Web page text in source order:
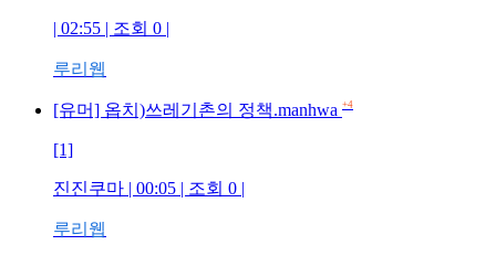
| 02:55 | 조회 0 |
루리웹
[유머] 옵치)쓰레기촌의 정책.manhwa +4
[1]
진진쿠마 | 00:05 | 조회 0 |
루리웹